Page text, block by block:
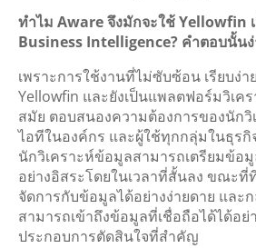
ทำไม Aware จึงมักจะใช้ Yellowfin
Business Intelligence? คำตอบนั้น
เพราะการใช้งานที่ไม่ซับซ้อน เรียบง่า
Yellowfin และยังเป็นแพลตฟอร์มวิเ
สมัย ตอบสนองความต้องการของนัก
ไอทีในองค์กร และผู้ใช้ทุกกลุ่มในธุรกิ
นักวิเคราะห์ข้อมูลสามารถเตรียมข้อมู
อย่างอิสระโดยในเวลาที่สั้นลง ขณะ
จัดการกับข้อมูลได้อย่างง่ายดาย และ
สามารถเข้าถึงข้อมูลที่เชื่อถือได้ได้อย่
ประกอบการตัดสินใจที่สำคัญ